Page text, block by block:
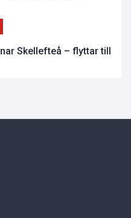
Skellefteå – flyttar till